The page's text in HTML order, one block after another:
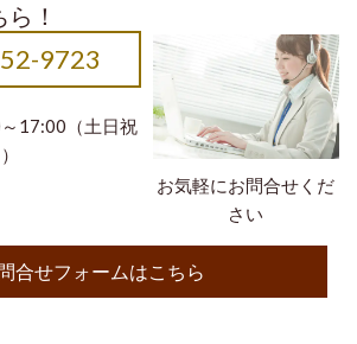
！
お気軽にお問合せくだ
さい
9723
17:00（土日祝
合せフォームはこちら